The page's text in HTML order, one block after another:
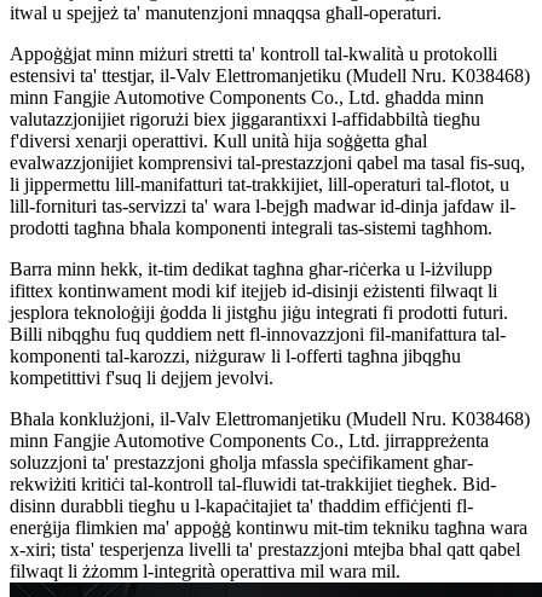
itwal u spejjeż ta' manutenzjoni mnaqqsa għall-operaturi.
Appoġġjat minn miżuri stretti ta' kontroll tal-kwalità u protokolli
estensivi ta' ttestjar, il-Valv Elettromanjetiku (Mudell Nru. K038468)
minn Fangjie Automotive Components Co., Ltd. għadda minn
valutazzjonijiet rigorużi biex jiggarantixxi l-affidabbiltà tiegħu
f'diversi xenarji operattivi. Kull unità hija soġġetta għal
evalwazzjonijiet komprensivi tal-prestazzjoni qabel ma tasal fis-suq,
li jippermettu lill-manifatturi tat-trakkijiet, lill-operaturi tal-flotot, u
lill-fornituri tas-servizzi ta' wara l-bejgħ madwar id-dinja jafdaw il-
prodotti tagħna bħala komponenti integrali tas-sistemi tagħhom.
Barra minn hekk, it-tim dedikat tagħna għar-riċerka u l-iżvilupp
ifittex kontinwament modi kif itejjeb id-disinji eżistenti filwaqt li
jesplora teknoloġiji ġodda li jistgħu jiġu integrati fi prodotti futuri.
Billi nibqgħu fuq quddiem nett fl-innovazzjoni fil-manifattura tal-
komponenti tal-karozzi, niżguraw li l-offerti tagħna jibqgħu
kompetittivi f'suq li dejjem jevolvi.
Bħala konklużjoni, il-Valv Elettromanjetiku (Mudell Nru. K038468)
minn Fangjie Automotive Components Co., Ltd. jirrappreżenta
soluzzjoni ta' prestazzjoni għolja mfassla speċifikament għar-
rekwiżiti kritiċi tal-kontroll tal-fluwidi tat-trakkijiet tiegħek. Bid-
disinn durabbli tiegħu u l-kapaċitajiet ta' tħaddim effiċjenti fl-
enerġija flimkien ma' appoġġ kontinwu mit-tim tekniku tagħna wara
x-xiri; tista' tesperjenza livelli ta' prestazzjoni mtejba bħal qatt qabel
filwaqt li żżomm l-integrità operattiva mil wara mil.